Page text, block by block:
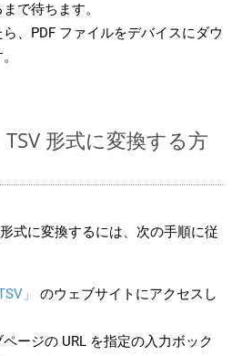
で待ちます。
、PDF ファイルをデバイスにダウ
形式に変換する方
式に変換するには、次の手順に従
」
のウェブサイトにアクセスし
ージの URL を指定の入力ボック